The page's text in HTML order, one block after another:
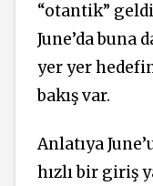
“otantik”
June’da buna
yer yer
bakış var.
Anlatıya
hızlı bir giriş